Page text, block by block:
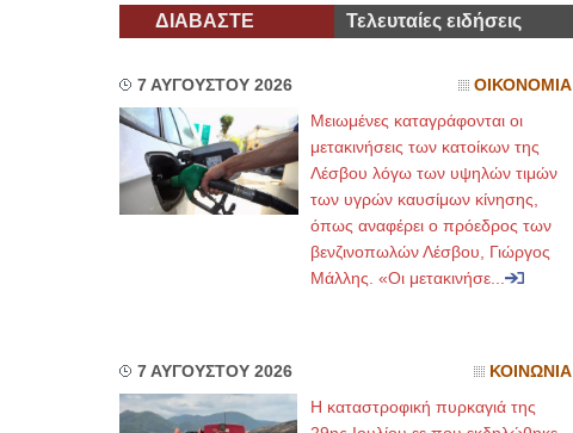
ΔΙΑΒΑΣΤΕ Τελευταίες ειδήσεις
7 ΑΥΓΟΥΣΤΟΥ 2026 ΟΙΚΟΝΟΜΙΑ
Μειωμένες καταγράφονται οι
μετακινήσεις των κατοίκων της
Λέσβου λόγω των υψηλών τιμών
των υγρών καυσίμων κίνησης,
όπως αναφέρει ο πρόεδρος των
βενζινοπωλών Λέσβου, Γιώργος
Μάλλης. «Οι μετακινήσε...
7 ΑΥΓΟΥΣΤΟΥ 2026 ΚΟΙΝΩΝΙΑ
Η καταστροφική πυρκαγιά της